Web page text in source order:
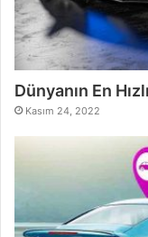
Dünyanın En
Kasım 24, 2022